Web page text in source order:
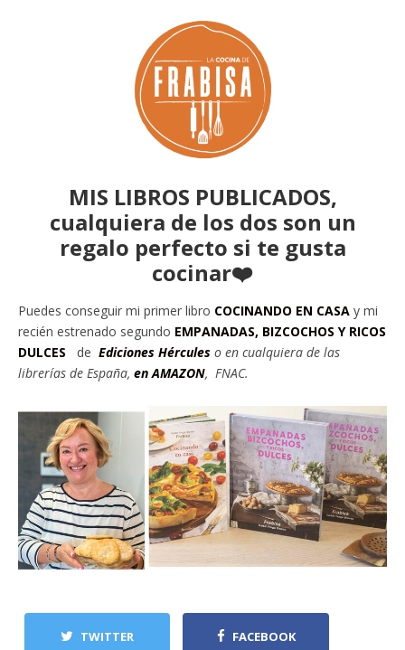
MIS LIBROS PUBLICADOS,
cualquiera de los dos son un
regalo perfecto si te gusta
cocinar❤️
Puedes conseguir mi primer libro COCINANDO EN CASA y mi
recién estrenado segundo EMPANADAS, BIZCOCHOS Y RICOS
DULCES de Ediciones Hércules o en cualquiera de las
librerías de España, en AMAZON, FNAC.
TWITTER FACEBOOK